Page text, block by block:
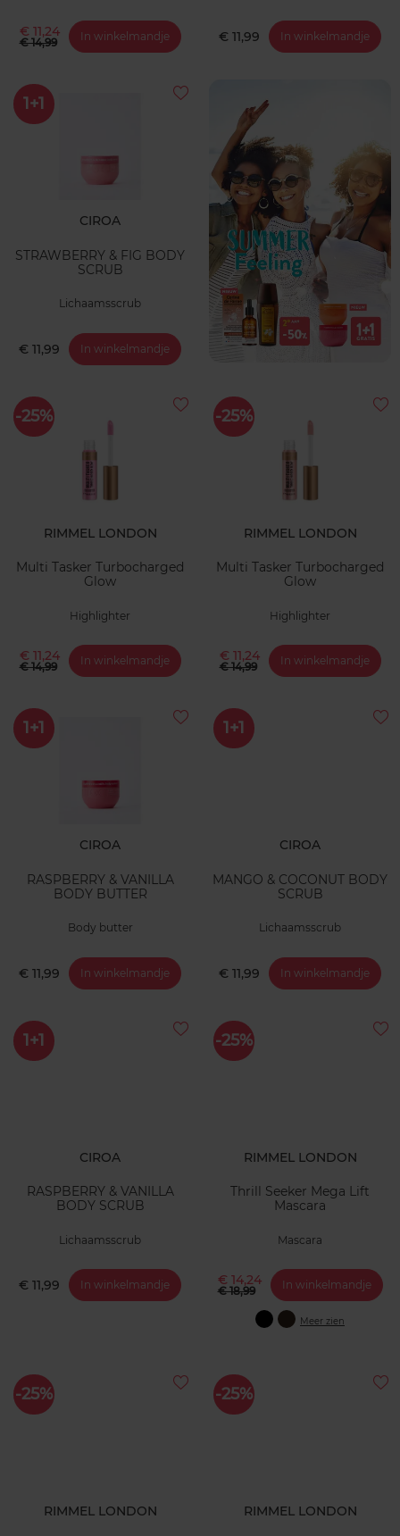
€ 11,24
€ 14,99 In winkelmandje € 11,99 In winkelmandje
1+1
CIROA
STRAWBERRY & FIG BODY
SCRUB
Lichaamsscrub
€ 11,99 In winkelmandje
-25%
RIMMEL LONDON
Multi Tasker Turbocharged
Glow
Highlighter
€ 11,24
€ 14,99 In winkelmandje
-25%
RIMMEL LONDON
Multi Tasker Turbocharged
Glow
Highlighter
€ 11,24
€ 14,99 In winkelmandje
1+1
CIROA
RASPBERRY & VANILLA
BODY BUTTER
Body butter
€ 11,99 In winkelmandje
1+1
CIROA
MANGO & COCONUT BODY
SCRUB
Lichaamsscrub
€ 11,99 In winkelmandje
1+1
CIROA
RASPBERRY & VANILLA
BODY SCRUB
Lichaamsscrub
€ 11,99 In winkelmandje
-25%
RIMMEL LONDON
Thrill Seeker Mega Lift
Mascara
Mascara
€ 14,24
€ 18,99 In winkelmandje
Meer zien
-25%
RIMMEL LONDON
-25%
RIMMEL LONDON